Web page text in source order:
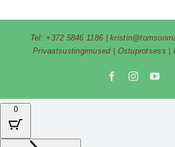
Tel: +372 5846 1186 |
Privaatsustingimused| Ostuprotsess |
FacebookInstagram
0